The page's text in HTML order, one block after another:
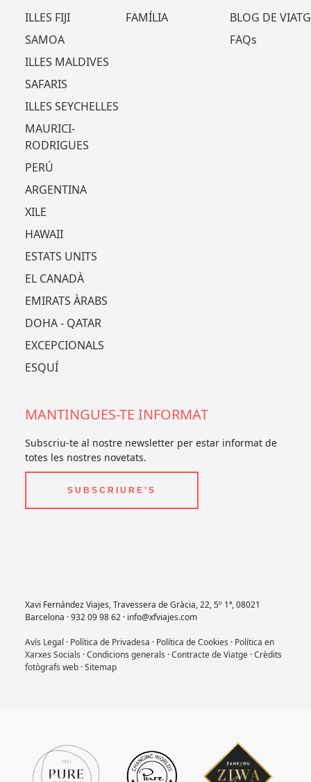
ILLES FIJI
SAMOA
ILLES MALDIVES
SAFARIS
ILLES SEYCHELLES
MAURICI-
RODRIGUES
PERÚ
ARGENTINA
XILE
HAWAII
ESTATS UNITS
EL CANADÀ
EMIRATS ÀRABS
DOHA - QATAR
EXCEPCIONALS
ESQUÍ
FAMÍLIA
BLOG DE
FAQs
MANTINGUES-TE INFORMAT
Subscriu-te al nostre newsletter per estar informat de
totes les nostres novetats.
SUBSCRIURE’S
Xavi Fernández Viajes, Travessera de Gràcia, 22, 5º 1ª, 08021
Barcelona · 932 09 98 62 · info@xfviajes.com
Avís Legal · Política de Privadesa · Política de Cookies · Política en
Xarxes Socials ·Condicions generals ·Contracte de Viatge·Crèdits
fotògrafs web·Sitemap